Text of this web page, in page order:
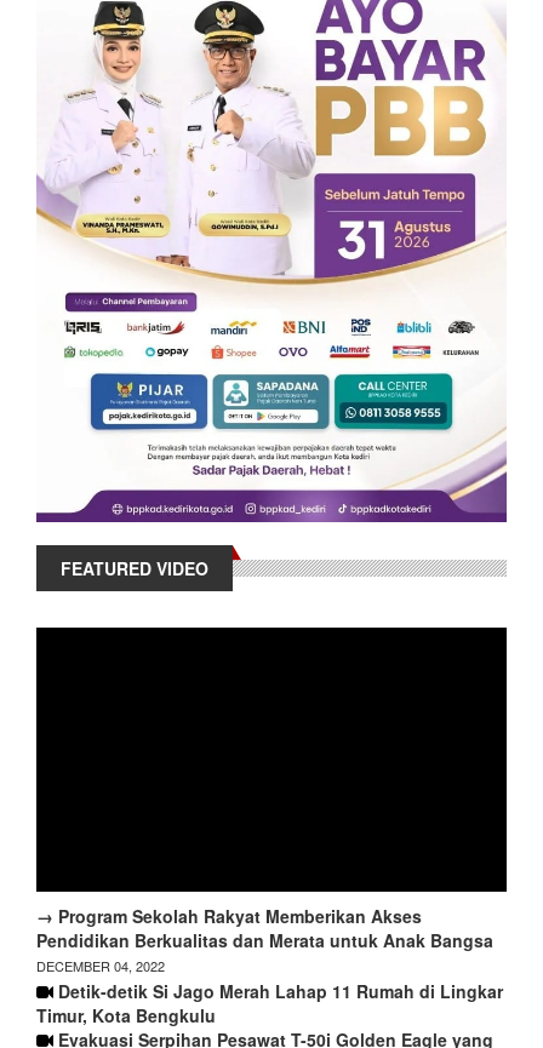
FEATURED VIDEO
→ Program Sekolah Rakyat Memberikan Akses
Pendidikan Berkualitas dan Merata untuk Anak Bangsa
DECEMBER 04, 2022
Detik-detik Si Jago Merah Lahap 11 Rumah di Lingkar
Timur, Kota Bengkulu
Evakuasi Serpihan Pesawat T-50i Golden Eagle yang